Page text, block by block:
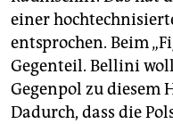
einer
entsprochen. Beim
Gegenteil. Bellini
Gegenpol zu diesem
Dadurch, dass die